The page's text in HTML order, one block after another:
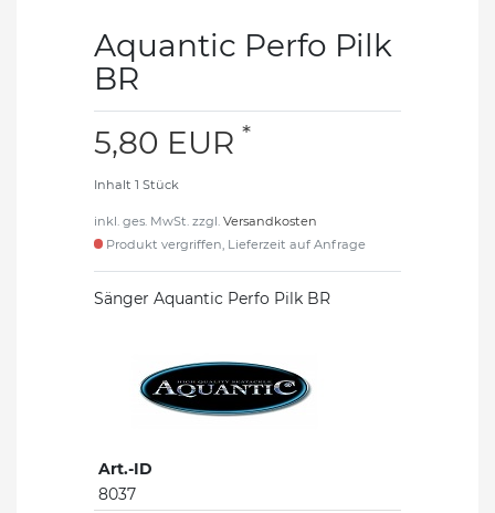
Aquantic Perfo Pilk
BR
5,80 EUR *
Inhalt 1 Stück
inkl. ges. MwSt. zzgl. Versandkosten
Produkt vergriffen, Lieferzeit auf Anfrage
Sänger Aquantic Perfo Pilk BR
Art.-ID
8037